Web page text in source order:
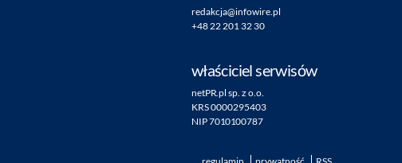
redakcja@infowire.pl
+48 22 201 32 30
właściciel serwisów
netPR.pl sp. z o.o.
KRS 0000295403
NIP 7010100787